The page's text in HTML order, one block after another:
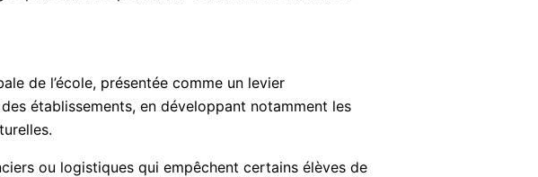
de l’école, présentée comme un levier
établissements, en développant notamment les
ou logistiques qui empêchent certains élèves de